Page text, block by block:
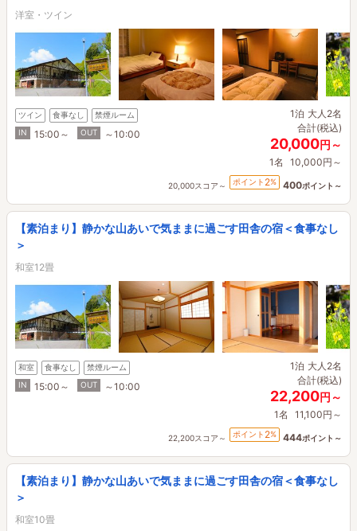
洋室・ツイン
ツイン 食事なし
禁煙ルーム
IN
15:00～ OUT ～10:00
1泊 大人2名
合計(税込)
20,000円～
1名 10,000円～
20,000スコア～ ポイント 2% 400ポイント～
【素泊まり】静かな山あいで気ままに過ごす田舎の宿＜食事なし
＞
和室12畳
和室 食事なし
禁煙ルーム
IN
15:00～ OUT ～10:00
1泊 大人2名
合計(税込)
22,200円～
1名 11,100円～
22,200スコア～ ポイント 2% 444ポイント～
【素泊まり】静かな山あいで気ままに過ごす田舎の宿＜食事なし
＞
和室10畳